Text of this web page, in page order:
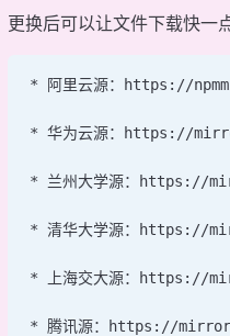
更换后可以让文件下载快一
* 阿里云源：https://
* 华为云源：https://
* 兰州大学源：https://
* 清华大学源：https://
* 上海交大源：https://
* 腾讯源：https://